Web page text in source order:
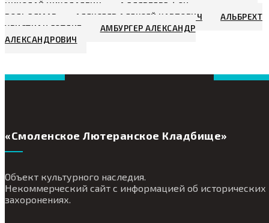
НИКОЛАЙ НИКОЛАЕВИЧ
АДЛЕРБЕРГ ФОН,
ВОЛЬДЕМАР
АЛЕКСЕЕВ АЛЕКСЕЙ КАРПОВИЧ
АЛЬБРЕХТ
ХРИСТИАН ГОТЛИБ
АМБУРГЕР АЛЕКСАНДР
АЛЕКСАНДРОВИЧ
«Смоленское Лютеранское Кладбище»
Объект культурного наследия.
Некоммерческий сайт с информацией об исторических
захоронениях.